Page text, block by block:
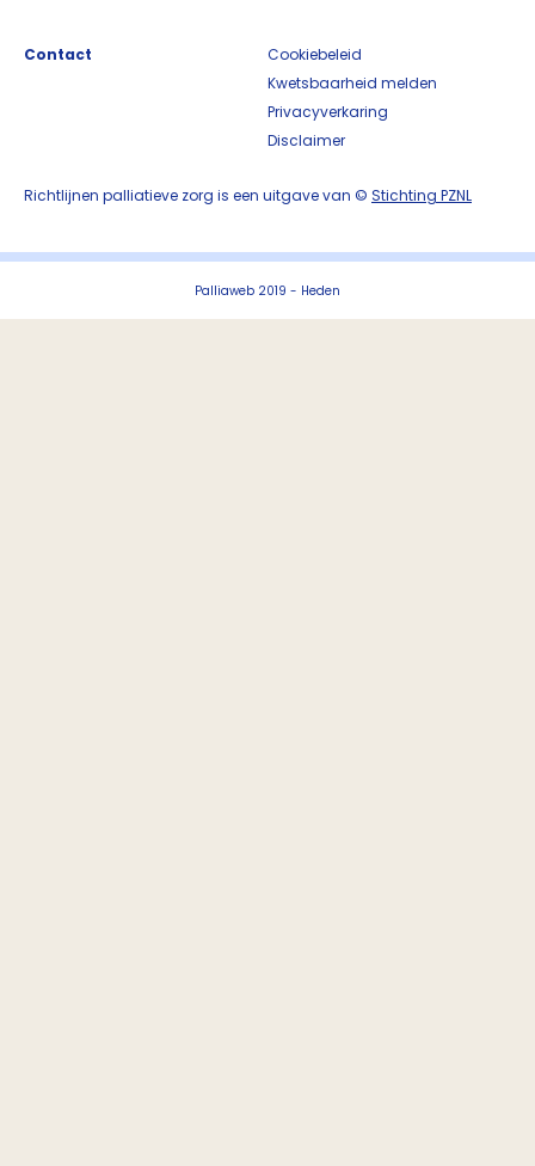
Contact
Cookiebeleid
Kwetsbaarheid melden
Privacyverkaring
Disclaimer
Richtlijnen palliatieve zorg is een uitgave van © Stichting PZNL
Palliaweb 2019 - Heden